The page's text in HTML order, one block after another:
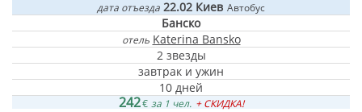
дата отъезда 22.02 Киев Автобус
Банско
отель Katerina Bansko
2 звезды
завтрак и ужин
10 дней
242€ за 1 чел. + СКИДКА!